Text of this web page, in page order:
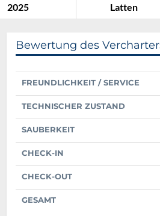
2025 Latten
Bewertung des
FREUNDLICHKEIT / SERVICE
TECHNISCHER ZUSTAND
SAUBERKEIT
CHECK-IN
CHECK-OUT
GESAMT